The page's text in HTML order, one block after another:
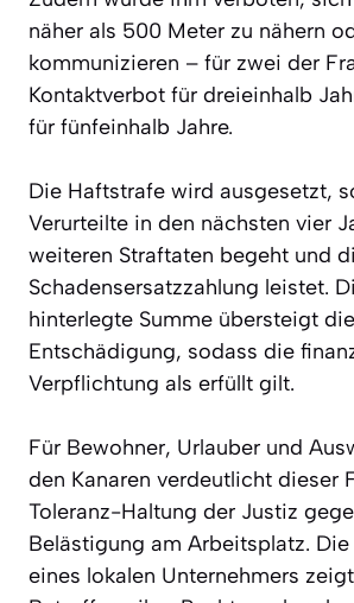
näher als 500 Meter zu nähern
kommunizieren – für zwei der
Kontaktverbot für dreieinhalb
für fünfeinhalb Jahre.
Die Haftstrafe wird ausgesetzt,
Verurteilte in den nächsten vier
weiteren Straftaten begeht und
Schadensersatzzahlung leistet.
hinterlegte Summe übersteigt
Entschädigung, sodass die
Verpflichtung als erfüllt gilt.
Für Bewohner, Urlauber und
den Kanaren verdeutlicht dieser
Toleranz-Haltung der Justiz
Belästigung am Arbeitsplatz.
eines lokalen Unternehmers